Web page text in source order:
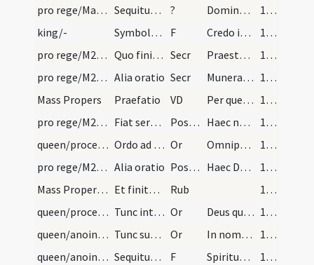
pro rege/Mass Propers/mass Sequitur oblatio panis et vini. qua facta, impera… ? Dominus vobiscum
173 (128)
king/-
Symbolum F Credo in unum Deum
174 (129)
pro rege/M2/Mass Propers/mass/1
Quo finito, sequitur oratio super oblatam Secr Praesta quaesumus Domine ut secundum ... veritatem
174 (129)
pro rege/M2/Mass Propers/mass/2 Alia oratio Secr Munera Domine quaesumus ... proficiat. per eundem
174 (129)
Mass Propers
Praefatio VD Per quem te supplices rogamus et petimus ut sicut nobis aeternae securitatis aditum passione Domini
174 (129)
pro rege/M2/Mass Propers/mass/1
Fiat sermo ante elevationem Sacramenti, et sequit… Postcomm Haec nobis, Domine, munera ... infudisti
174 (129)
queen/procession/3
Ordo ad benedicendum reginam. Debet regina adduci… Or Omnipotens sempiterne Deus fons et origo ... renovare est dignatus hunc mundum. Qui tecum vivit et gloriatur...
175 (130)
pro rege/M2/Mass Propers/mass/2 Alia oratio Postcomm Haec Domine salutaris ... dispensatione redemptus. Per Dominum
175 (130)
Mass Propers/mass
Et finita missa, accipiat rex pontificalem benedi… Rub
175 (130)
queen/procession/4
Tunc intret ecclesiam et prosternat se ante altar… Or Deus qui solus habes immortalitatem ... toto corde perquirat. Per
176 (131)
queen/anointings/5
Tunc super scapulas capitis eius fundat dominus a… Or In nomine Patris et Filii et Spiritus Sancti prosit tibi haec ... consecrationem aeternam.
176 (131)
queen/anointings/6
Sequitur oratio F Spiritus Sancti gratia nostrae humilitatis ... operari queas et opereris. Auxiliante domino nostro Iesu Christo qui cum Patre et Spiritu Sancto vivit et regnat.
176 (131)